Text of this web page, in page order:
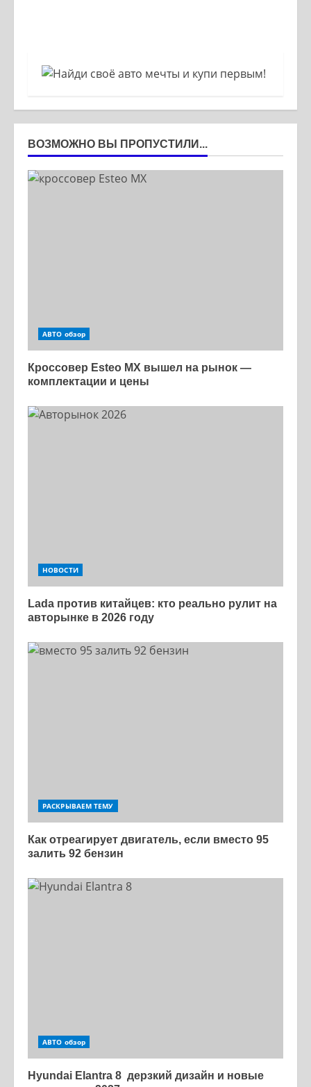
ВОЗМОЖНО ВЫ ПРОПУСТИЛИ...
АВТО обзор
Кроссовер Esteo MX вышел на рынок —
комплектации и цены
НОВОСТИ
Lada против китайцев: кто реально рулит на
авторынке в 2026 году
РАСКРЫВАЕМ ТЕМУ
Как отреагирует двигатель, если вместо 95
залить 92 бензин
АВТО обзор
Hyundai Elantra 8 дерзкий дизайн и новые